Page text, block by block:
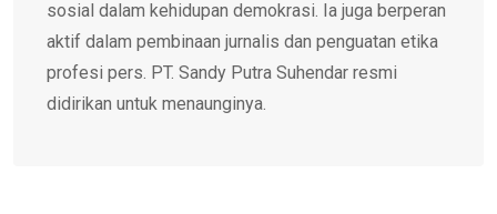
sosial dalam kehidupan demokrasi. Ia juga berperan
aktif dalam pembinaan jurnalis dan penguatan etika
profesi pers. PT. Sandy Putra Suhendar resmi
didirikan untuk menaunginya.